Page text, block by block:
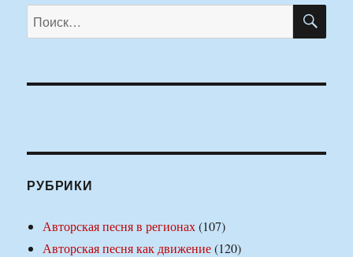
Искать:
РУБРИКИ
Авторская песня в регионах(107)
Авторская песня как движение(120)